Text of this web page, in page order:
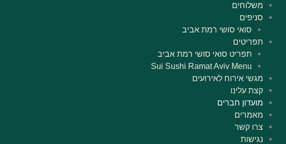
משלוחים
סניפים
סואי סושי רמת אביב
תפריטים
תפריט סואי סושי רמת אביב
Sui Sushi Ramat Aviv Menu
מגשי אירוח לאירועים
קצת עלינו
מועדון חברים
מאמרים
צרו קשר
נגישות